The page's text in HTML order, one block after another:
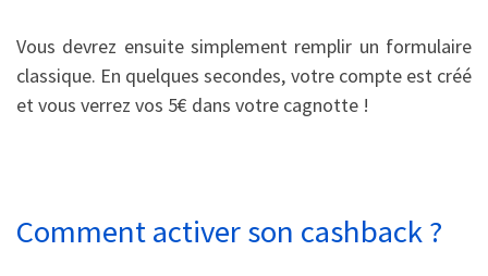
Vous devrez ensuite simplement remplir un formulaire
classique. En quelques secondes, votre compte est créé
et vous verrez vos 5€ dans votre cagnotte !
Comment activer son cashback ?